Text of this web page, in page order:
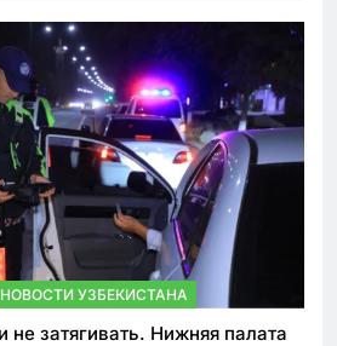
НОВОСТИ УЗБЕКИСТАНА
затягивать. Нижняя палата